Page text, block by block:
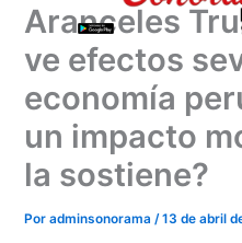
Aranceles
ve efectos
economía
un impacto
la sostiene?
Poradminsonorama/13 de abril